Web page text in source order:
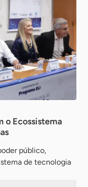
o Ecossistema
público,
de tecnologia